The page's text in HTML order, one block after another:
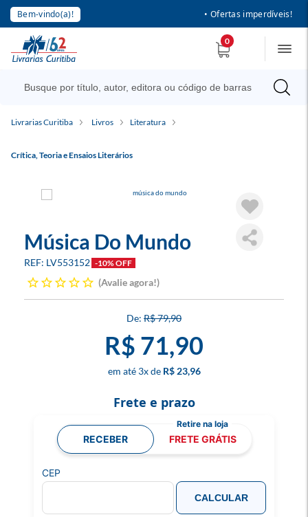
Bem-vindo(a)! • Ofertas imperdíveis!
0
Livrarias Curitiba Livros Literatura
Crítica, Teoria e Ensaios Literários
Música Do Mundo
LV553152 -10% OFF
Avalie agora!
R$ 79,90
R$ 71,90
3x R$ 23,96
Frete e prazo
RECEBER FRETE GRÁTIS
CEP
CALCULAR